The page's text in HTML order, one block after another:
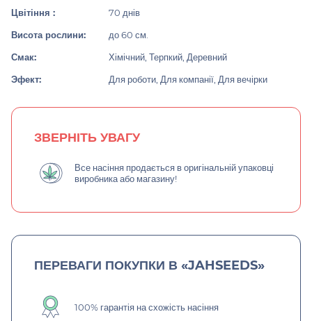
Цвітіння :
70 днів
Висота рослини:
до 60 см.
Смак:
Хімічний, Терпкий, Деревний
Эфект:
Для роботи, Для компанії, Для вечірки
ЗВЕРНІТЬ УВАГУ
Все насіння продається в оригінальній упаковці
виробника або магазину!
ПЕРЕВАГИ ПОКУПКИ В «JAHSEEDS»
100% гарантія на схожість насіння